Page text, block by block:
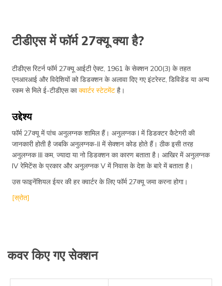
टीडीएस में फॉर्म 27क्यू क्या है?
टीडीएस रिटर्न फॉर्म 27क्यू आईटी ऐक्ट, 1961 के सेक्शन 200(3) के तहत
एनआरआई और विदेशियों को डिडक्शन के अलावा दिए गए इंटरेस्ट, डिविडेंड या अन्य
रकम से मिले ई-टीडीएस काक्वार्टर स्टेटमेंट है।
उद्देश्य
फॉर्म 27क्यू में पांच अनुलग्नक शामिल हैं। अनुलग्नक I में डिडक्टर कैटेगरी की
जानकारी होती है जबकि अनुलग्नक-II में सेक्शन कोड होते हैं। ठीक इसी तरह
अनुलग्नक III कम, ज्यादा या नो डिडक्शन का कारण बताता है। आखिर में अनुलग्नक
IV रेमिटेंस के प्रकार और अनुलग्नक V में निवास के देश के बारे में बताता है।
उस फाइनेंशियल ईयर की हर क्वार्टर के लिए फॉर्म 27क्यू जमा करना होगा।
[स्रोत]
कवर किए गए सेक्शन